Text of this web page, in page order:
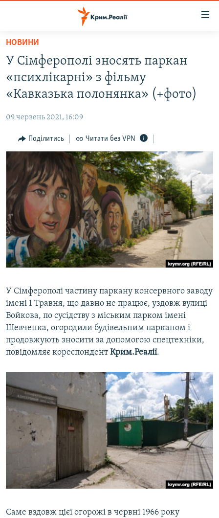
Перейти
основного
матеріалу
Перейти
до
основної
навігації
Перейти
до
пошуку
НОВИНИ
ВОДА.КРИМ
ВІДЕО ТА ФОТО
БЛОГИ
ПОГЛЯД
ІНТЕРВ'Ю
ВСЕ ЗА ДЕНЬ
СПЕЦПРОЕКТИ
ДЕПОРТАЦІЯ
ВІДЕОУРОКИ «ELIFBE»
СВІДЧЕННЯ ОКУПАЦІЇ
УКРАЇНСЬКА ПРОБЛЕМА КРИМУ
ЯК ОБІЙТИ БЛОКУВАННЯ
Русский
Qırımtatar
Усі сайти RFE/RL
НОВИНИ
У Сімферополі зносять паркан
«психлікарні» з фільму
«Кавказька полонянка» (+фото)
09 червень 2021, 16:09
Поділитись Читати без VPN
У Сімферополі частину паркану консервного заводу
імені 1 Травня, що давно не працює, уздовж вулиці
Войкова, по сусідству з міським парком імені
Шевченка, огородили будівельним парканом і
продовжують зносити за допомогою спецтехніки,
повідомляє кореспондентКрим.Реалії.​
Саме вздовж цієї огорожі в червні 1966 року